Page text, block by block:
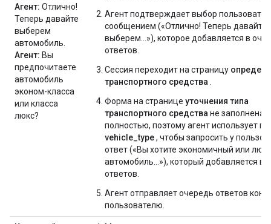
Агент: Отлично!
Теперь давайте
выберем
автомобиль.
Агент: Вы
предпочитаете
автомобиль
эконом-класса
или класса
люкс?
Агент подтверждает выбор
сообщением («Отлично! Теперь давайте
выберем...»), которое добавляется в
ответов.
Сессия переходит на страницу
транспортного средства
Форма на странице уточнения типа
транспортного средства не заполнена
полностью, поэтому агент использует
vehicle_type, чтобы запросить у
ответ («Вы хотите экономичный или
автомобиль...»), который добавляется в
ответов.
Агент отправляет очередь ответов
пользователю.